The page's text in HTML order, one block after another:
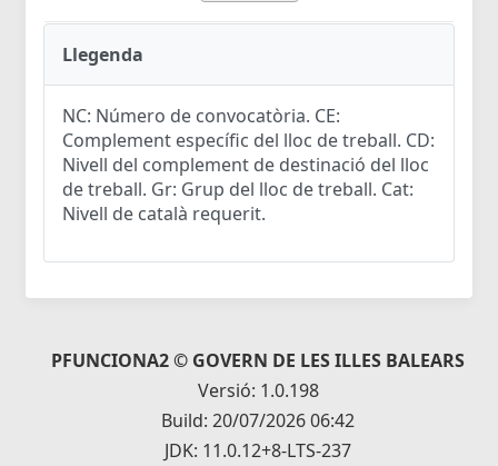
Llegenda
NC: Número de convocatòria. CE:
Complement específic del lloc de treball. CD:
Nivell del complement de destinació del lloc
de treball. Gr: Grup del lloc de treball. Cat:
Nivell de català requerit.
PFUNCIONA2 © GOVERN DE LES ILLES BALEARS
Versió: 1.0.198
Build: 20/07/2026 06:42
JDK: 11.0.12+8-LTS-237